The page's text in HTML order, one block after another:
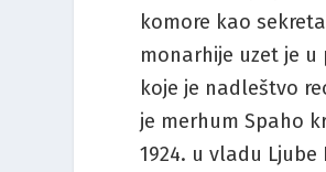
komore kao
monarhije uzet je
koje je nadleštvo
je merhum Spaho
1924. u vladu Ljube